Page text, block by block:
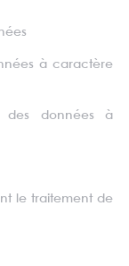
à caractère
des données à
le traitement de